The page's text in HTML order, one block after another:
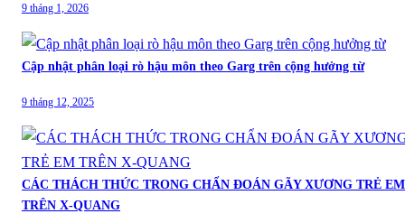
9 tháng 1, 2026
Cập nhật phân loại rò hậu môn theo Garg trên cộng hưởng từ
9 tháng 12, 2025
CÁC THÁCH THỨC TRONG CHẨN ĐOÁN GÃY XƯƠNG TRẺ EM
TRÊN X-QUANG